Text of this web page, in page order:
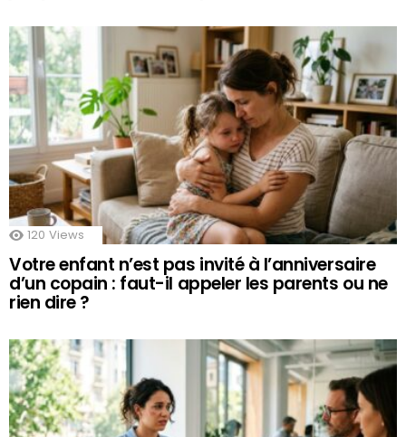
120 Views
Votre enfant n’est pas invité à l’anniversaire
d’un copain : faut-il appeler les parents ou ne
rien dire ?